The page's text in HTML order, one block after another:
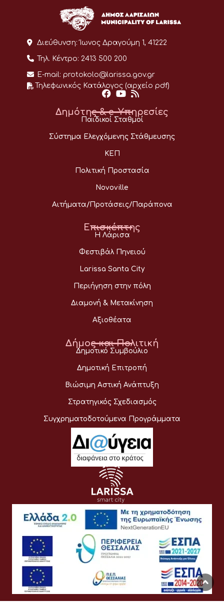
Διεύθυνση: Ίωνος Δραγούμη 1, 41222
Τηλ. Κέντρο: 2413 500 200
E-mail: protokolo@larissa.gov.gr
Τηλεφωνικός Κατάλογος (αρχείο pdf)
Δημότης & e-Υπηρεσίες
Παιδικοί Σταθμοί
Σύστημα Ελεγχόμενης Στάθμευσης
ΚΕΠ
Πολιτική Προστασία
Novoville
Αιτήματα/Προτάσεις/Παράπονα
Επισκέπτης
Η Λάρισα
Φεστιβάλ Πηνειού
Larissa Santa City
Περιήγηση στην πόλη
Διαμονή & Μετακίνηση
Αξιοθέατα
Δήμος και Πολιτική
Δημοτικό Συμβούλιο
Δημοτική Επιτροπή
Βιώσιμη Αστική Ανάπτυξη
Στρατηγικός Σχεδιασμός
Συγχρηματοδοτούμενα Προγράμματα